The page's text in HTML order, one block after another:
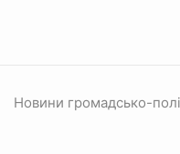
Новини громадсько-